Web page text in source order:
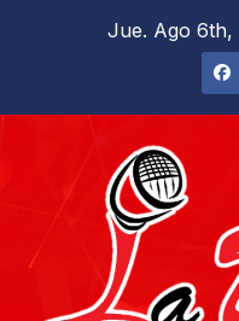
Jue. Ago 6th,